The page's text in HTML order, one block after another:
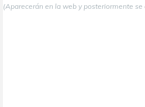
(Aparecerán en la web y posteriormente